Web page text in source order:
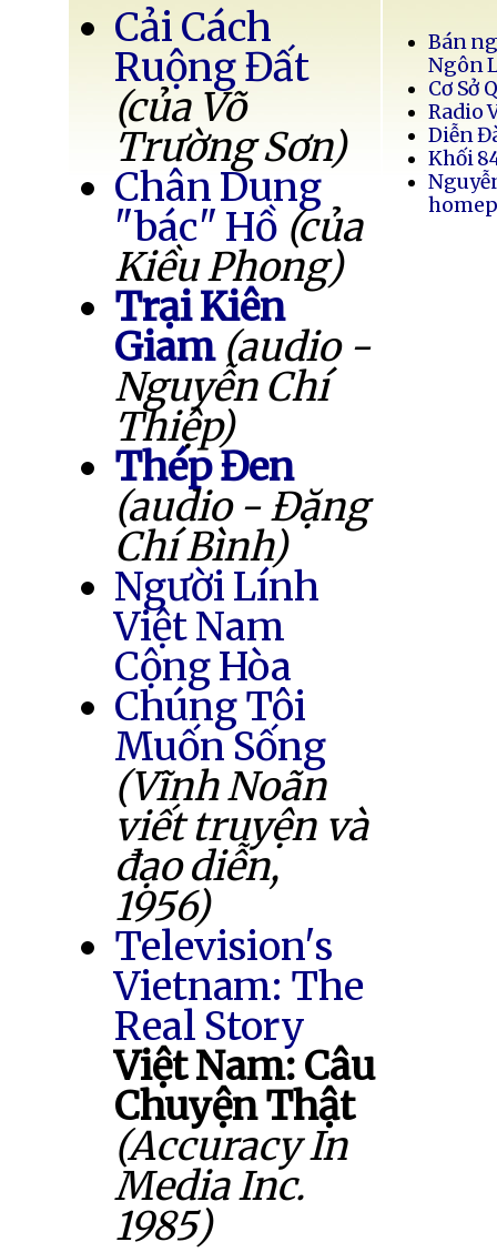
Cải Cách
Ruộng Đất
(của Võ
Trường Sơn)
Chân Dung
"bác" Hồ (của
Kiều Phong)
Trại Kiên
Giam (audio -
Nguyễn Chí
Thiệp)
Thép Đen
(audio - Đặng
Chí Bình)
Người Lính
Việt Nam
Cộng Hòa
Chúng Tôi
Muốn Sống
(Vĩnh Noãn
viết truyện và
đạo diễn,
1956)
Television's
Vietnam: The
Real Story
Việt Nam: Câu
Chuyện Thật
(Accuracy In
Media Inc.
1985)
Bán
Ngôn
Cơ Sở
Radio
Diễn
Khối